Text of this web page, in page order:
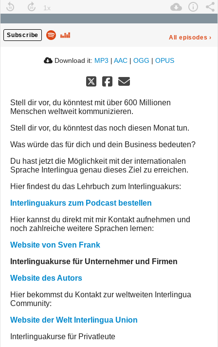
Subscribe All episodes ›
Download it: MP3 | AAC | OGG | OPUS
Stell dir vor, du könntest mit über 600 Millionen
Menschen weltweit kommunizieren.
Stell dir vor, du könntest das noch diesen Monat tun.
Was würde das für dich und dein Business bedeuten?
Du hast jetzt die Möglichkeit mit der internationalen
Sprache Interlingua genau dieses Ziel zu erreichen.
Hier findest du das Lehrbuch zum Interlinguakurs:
Interlinguakurs zum Podcast bestellen
Hier kannst du direkt mit mir Kontakt aufnehmen und
noch zahlreiche weitere Sprachen lernen:
Website von Sven Frank
Interlinguakurse für Unternehmer und Firmen
Website des Autors
Hier bekommst du Kontakt zur weltweiten Interlingua
Community:
Website der Welt Interlingua Union
Interlinguakurse für Privatleute